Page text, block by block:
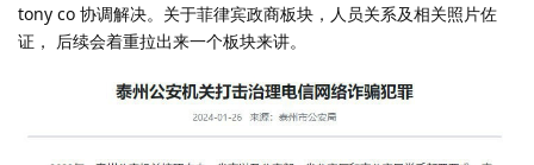
tony co 协调解决。关于菲律宾政商板块，人员关系及相关照片佐
证， 后续会着重拉出来一个板块来讲。